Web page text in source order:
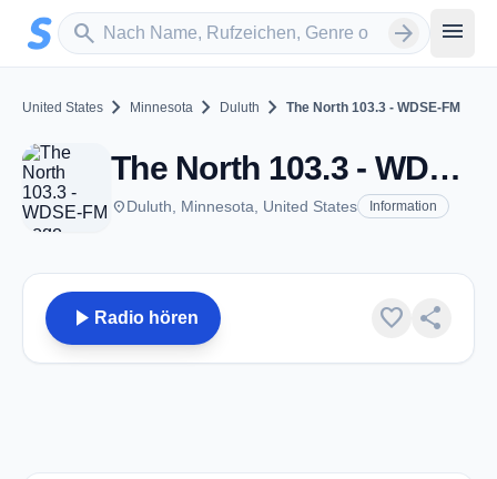
Zum Hauptinhalt springen
search
Sender suchen arrow_forward menu
United States chevron_right Minnesota chevron_right Duluth chevron_right The North 103.3 - WDSE-FM
The North 103.3 - WDSE-FM - FM 103.3 - Duluth, MN
placeDuluth, Minnesota, United States Information
play_arrow Radio hören favorite share